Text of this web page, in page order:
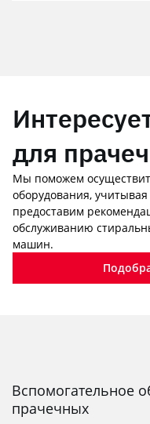
для
Мы поможем
оборудования,
предоставим
обслуживанию
машин.
Вспомогательное
прачечных